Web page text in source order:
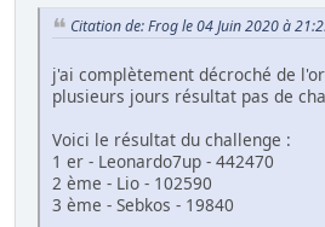
Citation de: Frog le 04 Juin 2020 à
j'ai complètement décroché de
plusieurs jours résultat pas de
Voici le résultat du challenge :
1 er - Leonardo7up - 442470
2 ème - Lio - 102590
3 ème - Sebkos - 19840